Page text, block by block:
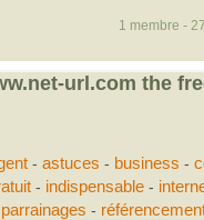
1 membre -
url.com the
- astuces - business -
- indispensable-
parrainages -